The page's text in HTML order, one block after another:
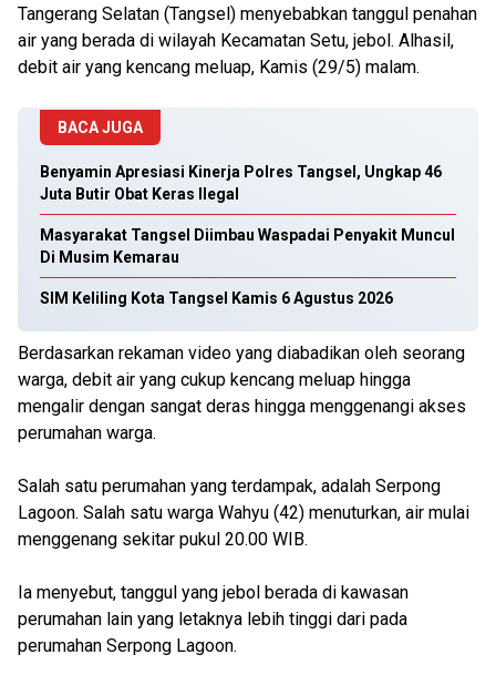
Tangerang Selatan (Tangsel) menyebabkan tanggul penahan
air yang berada di wilayah Kecamatan Setu, jebol. Alhasil,
debit air yang kencang meluap, Kamis (29/5) malam.
BACA JUGA
Benyamin Apresiasi Kinerja Polres Tangsel, Ungkap 46
Juta Butir Obat Keras Ilegal
Masyarakat Tangsel Diimbau Waspadai Penyakit Muncul
Di Musim Kemarau
SIM Keliling Kota Tangsel Kamis 6 Agustus 2026
Berdasarkan rekaman video yang diabadikan oleh seorang
warga, debit air yang cukup kencang meluap hingga
mengalir dengan sangat deras hingga menggenangi akses
perumahan warga.
Salah satu perumahan yang terdampak, adalah Serpong
Lagoon. Salah satu warga Wahyu (42) menuturkan, air mulai
menggenang sekitar pukul 20.00 WIB.
Ia menyebut, tanggul yang jebol berada di kawasan
perumahan lain yang letaknya lebih tinggi dari pada
perumahan Serpong Lagoon.